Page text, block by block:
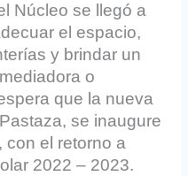
Núcleo se llegó a
el espacio,
y brindar un
o
que la nueva
se inaugure
con el retorno a
2022 – 2023.